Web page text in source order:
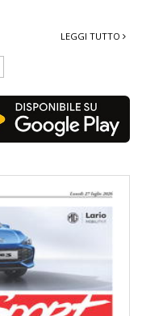
LEGGI TUTTO